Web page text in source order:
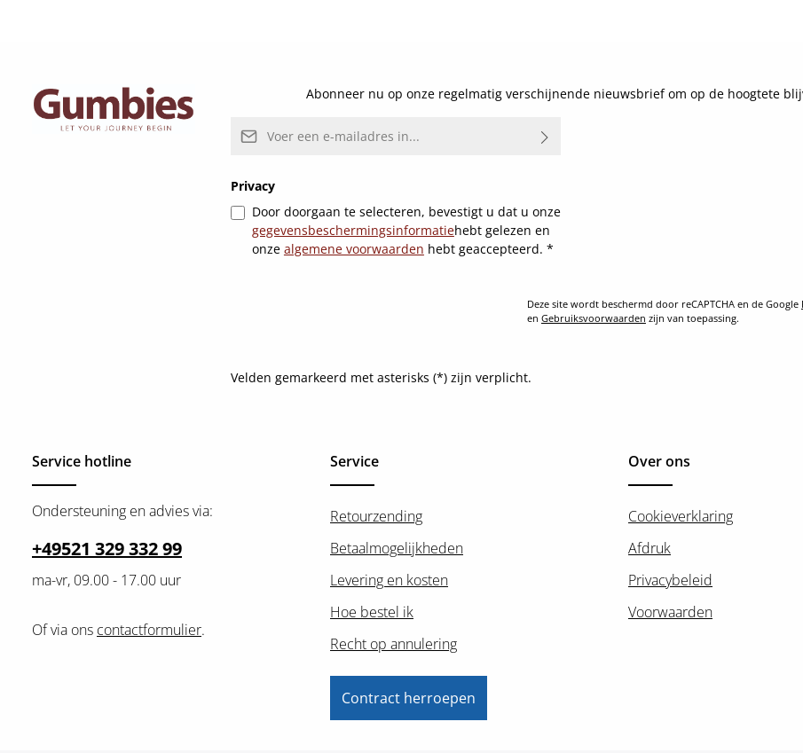
Abonneer nu op onze regelmatig verschijnende nieuwsbrief om op de hoogtete
E-mailadres*
Privacy
Door doorgaan te selecteren, bevestigt u dat u onze
gegevensbeschermingsinformatiehebt gelezen en
onze algemene voorwaarden hebt geaccepteerd. *
Deze site wordt beschermd door reCAPTCHA en de Google
en Gebruiksvoorwaarden zijn van toepassing.
Velden gemarkeerd met asterisks (*) zijn verplicht.
Service hotline
Ondersteuning en advies via:
+49521 329 332 99
ma-vr, 09.00 - 17.00 uur
Of via ons contactformulier.
Service
Retourzending
Betaalmogelijkheden
Levering en kosten
Hoe bestel ik
Recht op annulering
Contract herroepen
Over ons
Cookieverklaring
Afdruk
Privacybeleid
Voorwaarden